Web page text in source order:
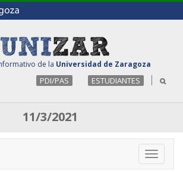
de la Universidad de Zaragoza
PDI/PAS ESTUDIANTES
11/3/2021
Toggle